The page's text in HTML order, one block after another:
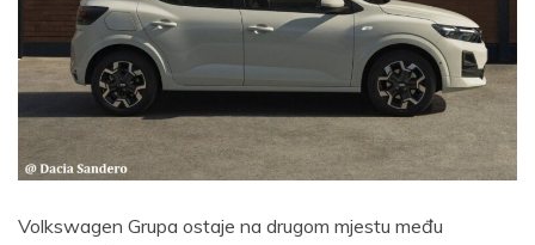
Volkswagen Grupa ostaje na drugom mjestu među